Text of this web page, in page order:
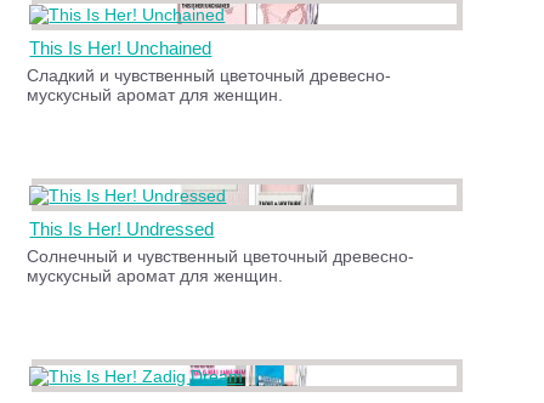
This Is Her! Unchained
Сладкий и чувственный цветочный древесно-
мускусный аромат для женщин.
This Is Her! Undressed
Солнечный и чувственный цветочный древесно-
мускусный аромат для женщин.